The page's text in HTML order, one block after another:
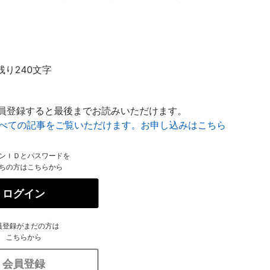
り240文字
録すると最後までお読みいただけます。
ての記事をご覧いただけます。お申し込みはこちら
ＩＤとパスワードを
の方はこちらから
ログイン
登録がまだの方は
こちらから
会員登録